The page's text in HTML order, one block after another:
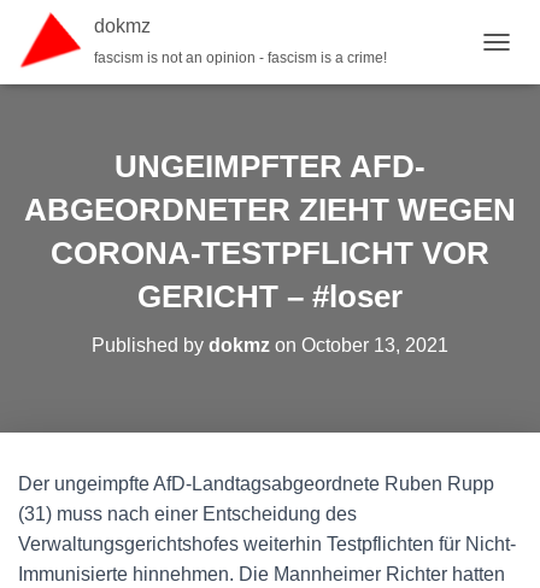
dokmz
fascism is not an opinion - fascism is a crime!
UNGEIMPFTER AFD-
ABGEORDNETER ZIEHT WEGEN
CORONA-TESTPFLICHT VOR
GERICHT – #loser
Published by dokmz on October 13, 2021
Der ungeimpfte AfD-Landtagsabgeordnete Ruben Rupp
(31) muss nach einer Entscheidung des
Verwaltungsgerichtshofes weiterhin Testpflichten für Nicht-
Immunisierte hinnehmen. Die Mannheimer Richter hatten